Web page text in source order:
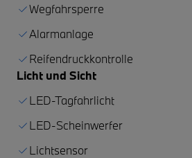
Wegfahrsperre
Alarmanlage
Reifendruckkontrolle
Licht und Sicht
LED-Tagfahrlicht
LED-Scheinwerfer
Lichtsensor